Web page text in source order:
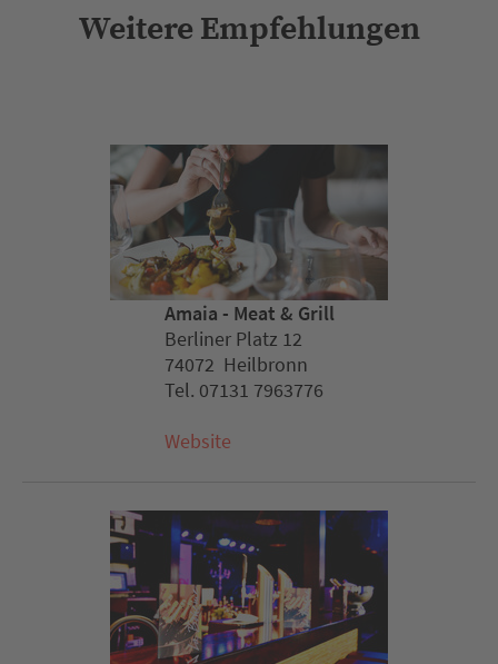
Weitere Empfehlungen
Amaia - Meat & Grill
Berliner Platz 12
74072 Heilbronn
Tel. 07131 7963776
Website